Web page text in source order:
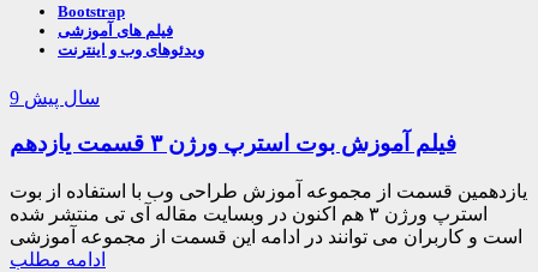
Bootstrap
فیلم های آموزشی
ویدئوهای وب و اینترنت
9 سال پیش
فیلم آموزش بوت استرپ ورژن ۳ قسمت یازدهم
یازدهمین قسمت از مجموعه آموزش طراحی وب با استفاده از بوت
استرپ ورژن ۳ هم اکنون در وبسایت مقاله آی تی منتشر شده
است و کاربران می توانند در ادامه این قسمت از مجموعه آموزشی
ادامه مطلب